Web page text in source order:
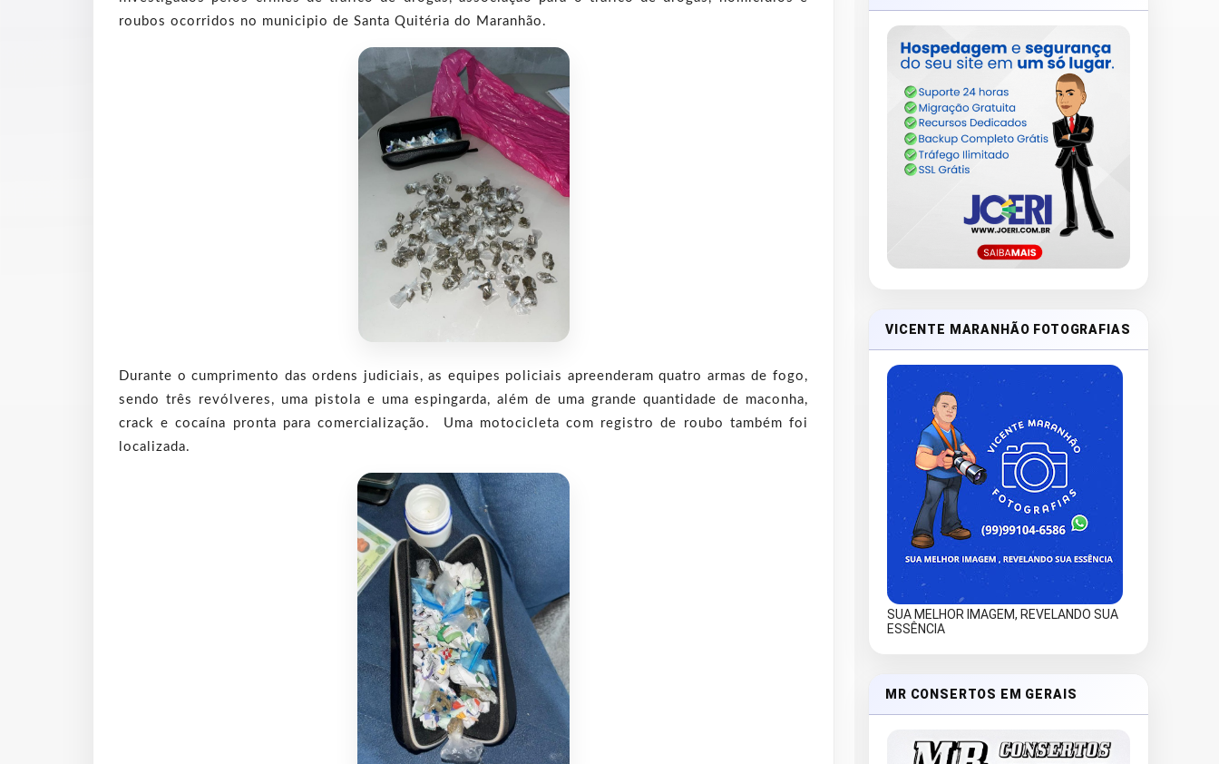
roubos ocorridos no municipio de Santa Quitéria do Maranhão.
Durante o cumprimento das ordens judiciais, as equipes policiais apreenderam quatro armas de fogo,
sendo três revólveres, uma pistola e uma espingarda, além de uma grande quantidade de maconha,
crack e cocaína pronta para comercialização. Uma motocicleta com registro de roubo também foi
localizada.
VICENTE MARANHÃO FOTOGRAFIAS
SUA MELHOR IMAGEM, REVELANDO SUA
ESSÊNCIA
MR CONSERTOS EM GERAIS